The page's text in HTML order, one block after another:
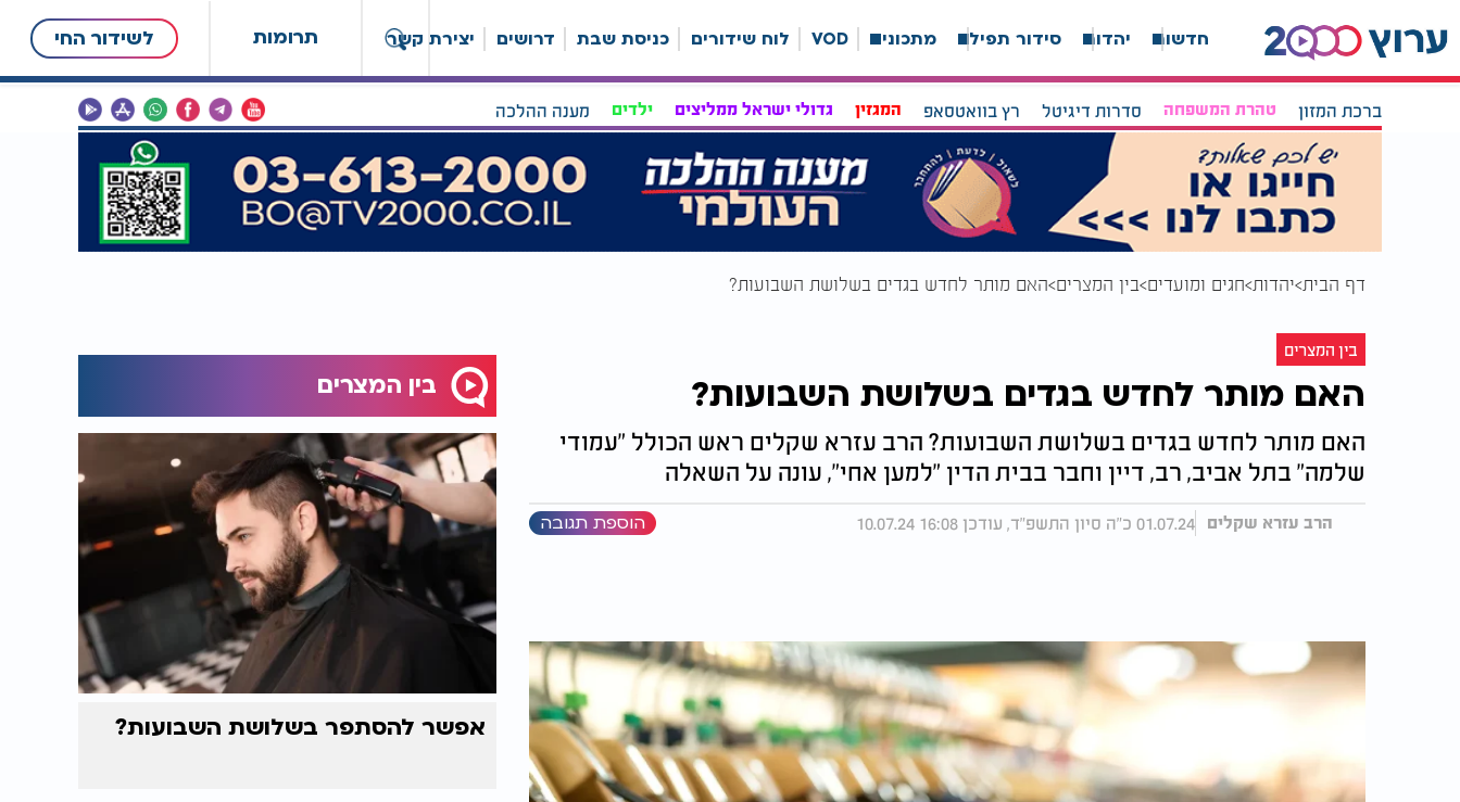
תרומות לשידור החי חדשות יהדות סידור תפילה מתכונים VOD לוח שידורים כניסת שבת דרושים יצירת קשר
ברכת המזון טהרת המשפחה סדרות דיגיטל רץ בוואטסאפ המגזין גדולי ישראל ממליצים ילדים מענה ההלכה
דף הבית יהדות חגים ומועדים בין המצרים האם מותר לחדש בגדים בשלושת השבועות?
בין המצרים
האם מותר לחדש בגדים בשלושת השבועות?
האם מותר לחדש בגדים בשלושת השבועות? הרב עזרא שקלים ראש הכולל "עמודי
שלמה" בתל אביב, רב, דיין וחבר בבית הדין "למען אחי", עונה על השאלה
הרב עזרא שקלים 01.07.24 כ"ה סיון התשפ"ד, עודכן 16:08 10.07.24 הוספת תגובה
בין המצרים
אפשר להסתפר בשלושת השבועות?